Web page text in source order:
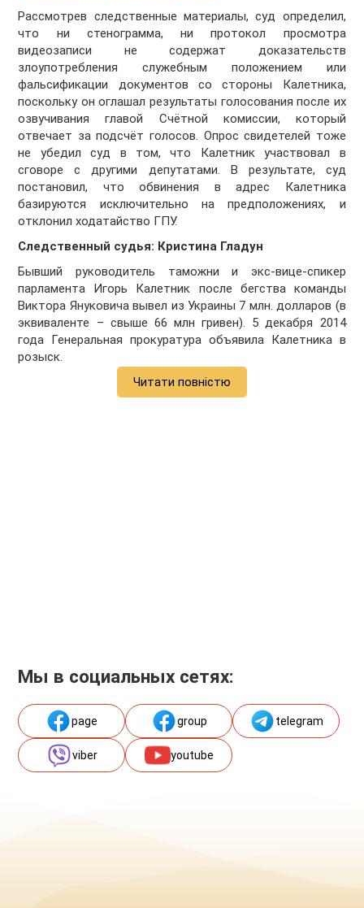
Рассмотрев следственные материалы, суд определил,
что ни стенограмма, ни протокол просмотра
видеозаписи не содержат доказательств
злоупотребления служебным положением или
фальсификации документов со стороны Калетника,
поскольку он оглашал результаты голосования после их
озвучивания главой Счётной комиссии, который
отвечает за подсчёт голосов. Опрос свидетелей тоже
не убедил суд в том, что Калетник участвовал в
сговоре с другими депутатами. В результате, суд
постановил, что обвинения в адрес Калетника
базируются исключительно на предположениях, и
отклонил ходатайство ГПУ.
Следственный судья: Кристина Гладун
Бывший руководитель таможни и экс-вице-спикер
парламента Игорь Калетник после бегства команды
Виктора Януковича вывел из Украины 7 млн. долларов (в
эквиваленте – свыше 66 млн гривен). 5 декабря 2014
года Генеральная прокуратура объявила Калетника в
розыск.
Читати повністю
Мы в социальных сетях:
page group telegram
viber youtube